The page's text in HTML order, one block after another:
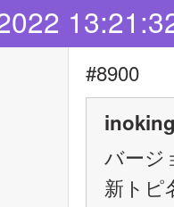
#8900
バージ
新トピ